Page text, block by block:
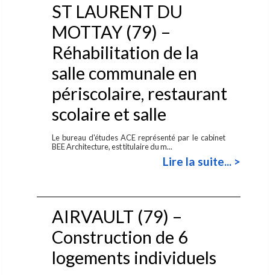
ST LAURENT DU
MOTTAY (79) –
Réhabilitation de la
salle communale en
périscolaire, restaurant
scolaire et salle
Le bureau d'études ACE représenté par le cabinet
BEE Architecture, est titulaire du m...
Lire la suite... >
AIRVAULT (79) –
Construction de 6
logements individuels